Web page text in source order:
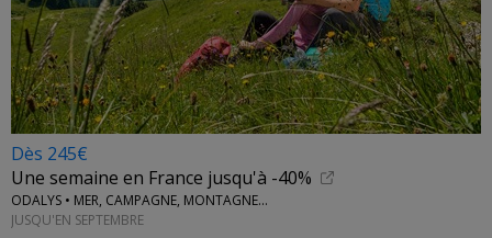
Dès 245€
Une semaine en France jusqu'à -40%
ODALYS • MER, CAMPAGNE, MONTAGNE...
JUSQU'EN SEPTEMBRE